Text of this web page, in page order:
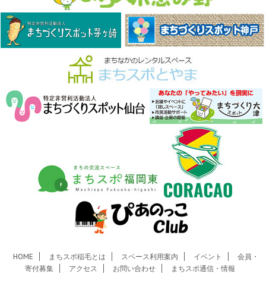
HOME まちスポ稲毛とは スペース利用案内 イベント
会員・
寄付募集
アクセス お問い合わせ まちスポ通信・情報